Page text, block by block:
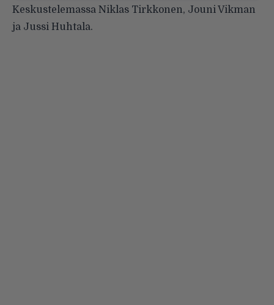
Keskustelemassa Niklas Tirkkonen, Jouni Vikman
ja Jussi Huhtala.